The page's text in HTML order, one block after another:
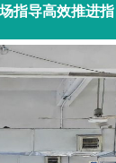
指导高效推进指